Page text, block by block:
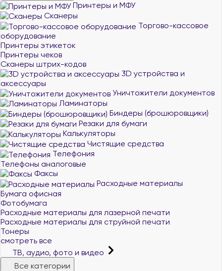
Принтеры и МФУ
Сканеры
Торгово-кассовое
оборудование
Принтеры этикеток
Принтеры чеков
Сканеры штрих-кодов
3D устройства и
аксессуары
Уничтожители документов
Ламинаторы
Биндеры (брошюровщики)
Резаки для бумаги
Калькуляторы
Чистящие средства
Телефония
Телефоны аналоговые
Факсы
Расходные материалы
Бумага офисная
Фотобумага
Расходные материалы для лазерной печати
Расходные материалы для струйной печати
Тонеры
смотреть все
ТВ, аудио, фото и видео
Все категории